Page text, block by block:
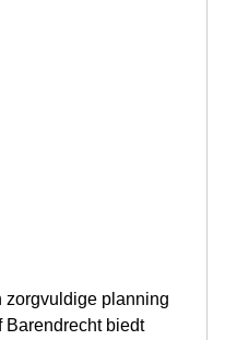
zorgvuldige planning
Barendrecht biedt